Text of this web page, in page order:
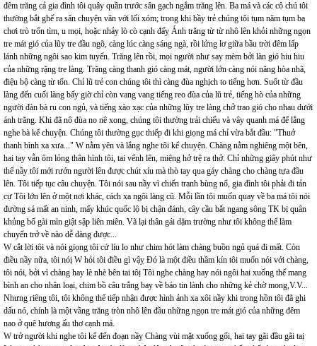
đêm trăng cả gia đình tôi quây quần trước sân gạch ngắm trăng lên. Ba má và các cô chú tôi
thường bắt ghế ra sân chuyện vãn với lối xóm; trong khi bầy trẻ chúng tôi tụm năm tụm ba
chơi trò trốn tìm, u mọi, hoặc nhảy lò cò cạnh đấỵ Ánh trăng từ từ nhô lên khỏi những ngọn
tre mát gió của lũy tre đầu ngõ, càng lúc càng sáng ngà, rồi lửng lơ giữa bầu trời đêm lấp
lánh những ngôi sao kim tuyến. Trăng lên rồi, mọi người như say mèm bởi làn gió hiu hiu
của những rặng tre làng. Trăng càng thanh gió càng mát, người lớn càng nói năng hòa nhã,
điệu bộ càng từ tốn. Chỉ lũ trẻ con chúng tôi thì càng đùa nghịch to tiếng hơn. Suốt từ đầu
làng đến cuối làng bấy giờ chỉ còn vang vang tiếng reo đùa của lũ trẻ, tiếng hò của những
người đàn bà ru con ngủ, và tiếng xào xạc của những lũy tre làng chở trao gió cho nhau dưới
ánh trăng. Khi đã nô đùa no nê xong, chúng tôi thường trải chiếu và vây quanh má để lắng
nghe bà kể chuyện. Chúng tôi thường gục thiếp đi khi giọng má chỉ vừa bắt đầu: "Thuở
thanh bình xa xưa..." W nằm yên và lắng nghe tôi kể chuyện. Chàng nằm nghiêng một bên,
hai tay vẫn ôm lỏng thân hình tôi, tai vểnh lên, miệng hở trệ ra thở. Chỉ những giây phút như
thế nầy tôi mới rướn người lên được chút xíu mà thò tay qua gáy chàng cho chàng tựa đầu
lên. Tôi tiếp tục câu chuyện. Tôi nói sau nầy vì chiến tranh bùng nổ, gia đình tôi phải đi tản
cự Tôi lớn lên ở một nơi khác, cách xa ngôi làng cũ. Mỗi lần tôi muốn quay về ba má tôi nói
đường sá mất an ninh, mấy khúc quốc lộ bị chận đánh, cây cầu bắt ngang sông TK bị quân
khủng bố gài mìn giật sập liên miên. Vã lại thân gái dặm trường như tôi không thể làm
chuyến trở về nào dễ dàng được...
W cắt lời tôi và nói giọng tôi cứ líu lo như chim hót làm chàng buồn ngủ quá đi mất. Còn
điều nầy nữa, tôi nóị W hỏi tôi điều gì vậỵ Đó là một điều thầm kín tôi muốn nói với chàng,
tôi nói, bởi vì chàng hay lè nhè bên tai tôị Tôi nghe chàng hay nói ngôi hai xuống thế mang
bình an cho nhân loại, chim bồ câu trắng bay về báo tin lành cho những kẻ chờ mong,V.V...
Nhưng riêng tôi, tôi không thể tiếp nhận được hình ảnh xa xôi nầy khi trong hồn tôi đã ghi
dấu nó, chính là một vầng trăng tròn nhô lên đầu những ngọn tre mát gió của những đêm
nao ở quê hương ấu thơ cạnh má.
W trở người khi nghe tôi kể đến đoạn nầỵ Chàng vùi mặt xuống gối, hai tay gãi đầu gãi taị